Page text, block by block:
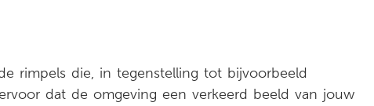
rimpels die, in tegenstelling tot bijvoorbeeld
dat de omgeving een verkeerd beeld van jouw